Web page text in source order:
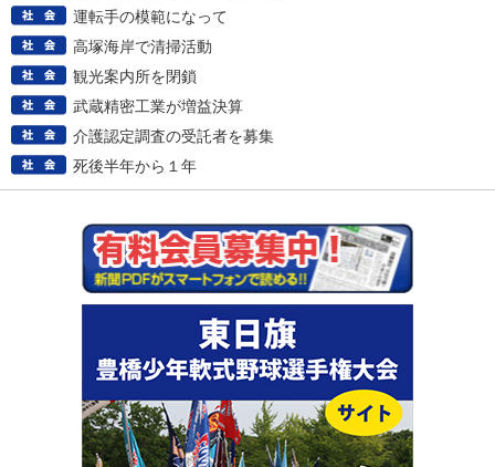
運転手の模範になって
高塚海岸で清掃活動
観光案内所を閉鎖
武蔵精密工業が増益決算
介護認定調査の受託者を募集
死後半年から１年